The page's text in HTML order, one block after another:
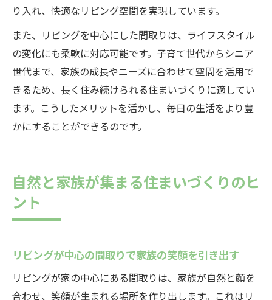
り入れ、快適なリビング空間を実現しています。
また、リビングを中心にした間取りは、ライフスタイル
の変化にも柔軟に対応可能です。子育て世代からシニア
世代まで、家族の成長やニーズに合わせて空間を活用で
きるため、長く住み続けられる住まいづくりに適してい
ます。こうしたメリットを活かし、毎日の生活をより豊
かにすることができるのです。
自然と家族が集まる住まいづくりのヒ
ント
リビングが中心の間取りで家族の笑顔を引き出す
リビングが家の中心にある間取りは、家族が自然と顔を
合わせ、笑顔が生まれる場所を作り出します。これはリ